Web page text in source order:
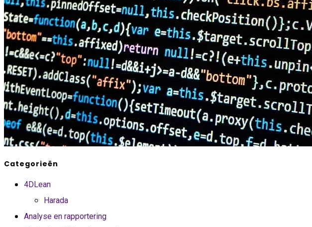
Categorieën
4DLean
Harada
Analyse en rapportering